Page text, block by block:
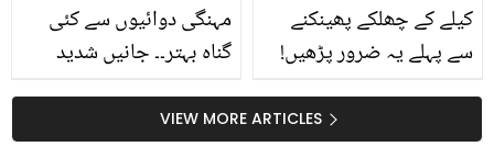
مہنگی دوائیوں سے کئی
گناہ بہتر۔۔ جانیں شدید
کیوں کھانا چاہیے؟
کیلے کے چھلکے پھینکنے
سے پہلے یہ ضرور پڑھیں!
سستا اور قدرتی حلVIEW MORE ARTICLES